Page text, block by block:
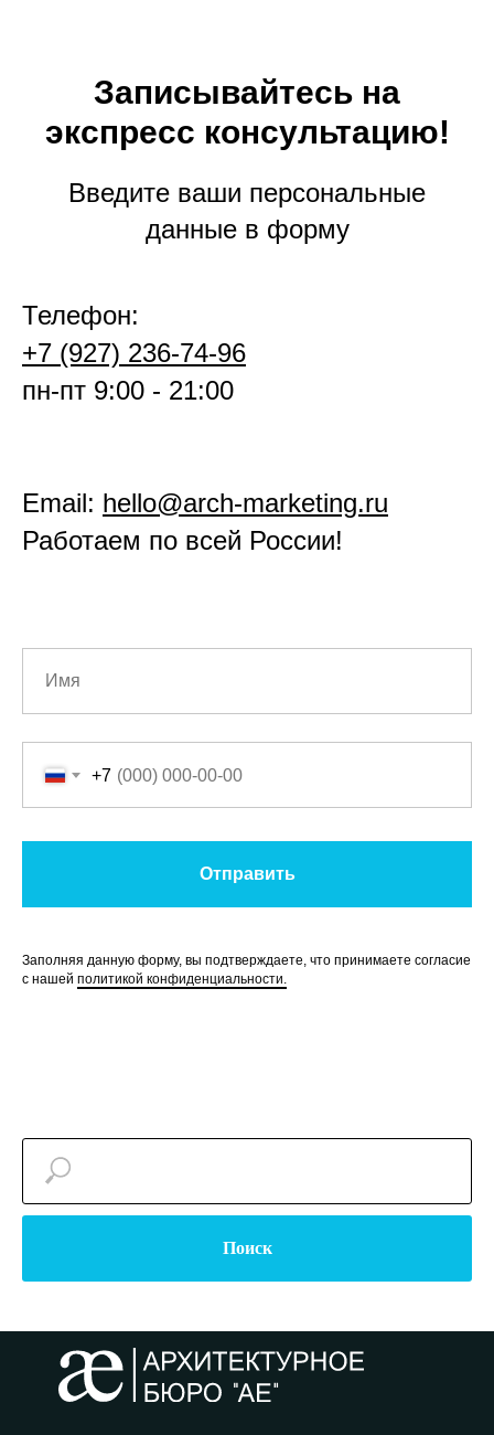
Записывайтесь на
экспресс консультацию!
Введите ваши персональные
данные в форму
Телефон:
+7 (927) 236-74-96
пн-пт 9:00 - 21:00
Email: hello@arch-marketing.ru
Работаем по всей России!
+7
Отправить
Заполняя данную форму, вы подтверждаете, что принимаете согласие
с нашей политикой конфиденциальности.
Поиск